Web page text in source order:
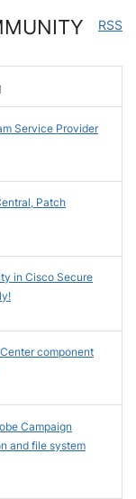
RSS
Service Provider
Patch
in Cisco Secure
component
Campaign
and file system